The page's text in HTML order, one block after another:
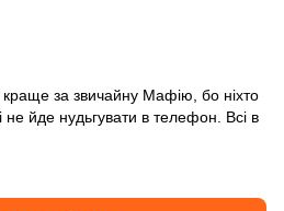
за звичайну Мафію, бо ніхто
не йде нудьгувати в телефон. Всі в